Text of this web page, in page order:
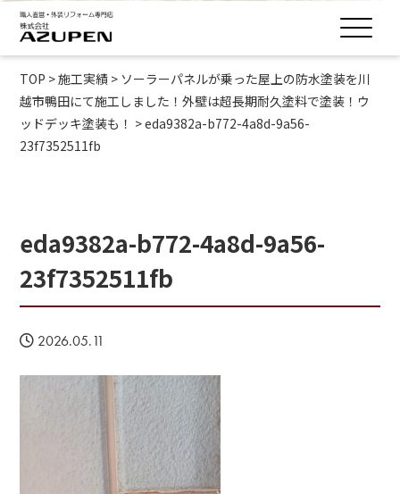
TOP >施工実績 > ソーラーパネルが乗った屋上の防水塗装を川
越市鴨田にて施工しました！外壁は超長期耐久塗料で塗装！ウ
ッドデッキ塗装も！ >eda9382a-b772-4a8d-9a56-
23f7352511fb
eda9382a-b772-4a8d-9a56-
23f7352511fb
2026.05.11